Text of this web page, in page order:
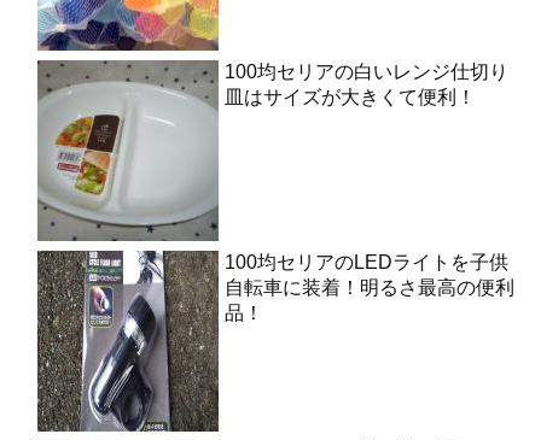
100均セリアの白いレンジ仕切り
皿はサイズが大きくて便利！
100均セリアのLEDライトを子供
自転車に装着！明るさ最高の便利
品！